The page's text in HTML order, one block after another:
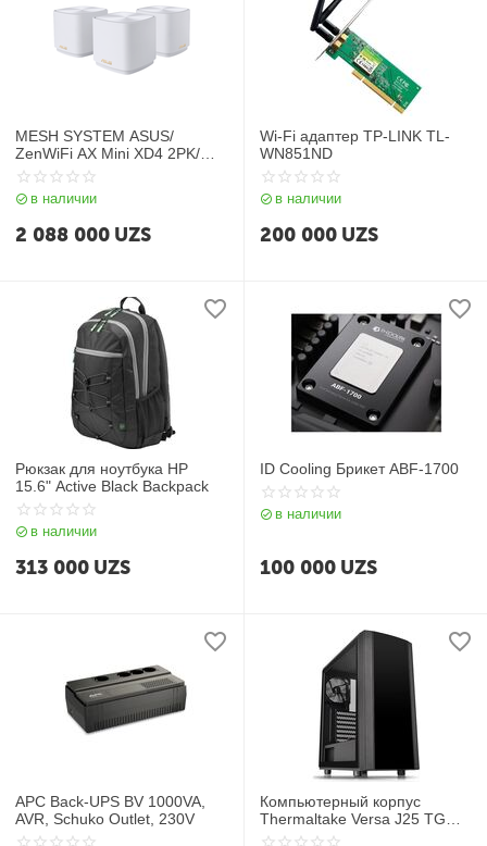
MESH SYSTEM ASUS/
ZenWiFi AX Mini XD4 2PK/
White/ 90IG05N0-MO3R40
в наличии
2 088 000 UZS
Wi-Fi адаптер TP-LINK TL-
WN851ND
в наличии
200 000 UZS
Рюкзак для ноутбука HP
15.6" Active Black Backpack
в наличии
313 000 UZS
ID Cooling Брикет ABF-1700
в наличии
100 000 UZS
APC Back-UPS BV 1000VA,
AVR, Schuko Outlet, 230V
Компьютерный корпус
Thermaltake Versa J25 TG
Black